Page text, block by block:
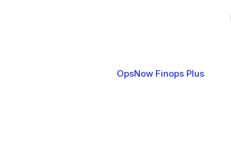
OpsNow Finops Plus